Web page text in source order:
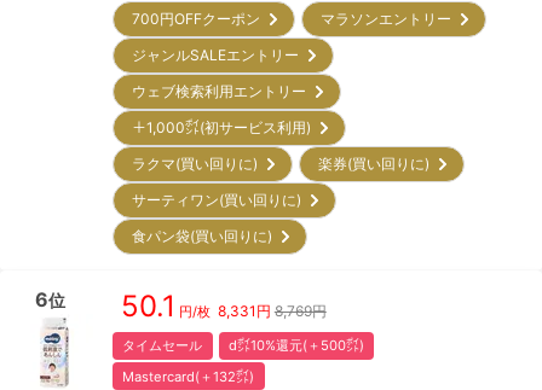
700円OFFクーポン
マラソンエントリー
ジャンルSALEエントリー
ウェブ検索利用エントリー
＋1,000㌽(初サービス利用)
ラクマ(買い回りに)
楽券(買い回りに)
サーティワン(買い回りに)
食パン袋(買い回りに)
6位 50.1 円/枚 8,331 円 8,769円
タイムセール
d㌽10%還元(＋500㌽)
Mastercard(＋132㌽)